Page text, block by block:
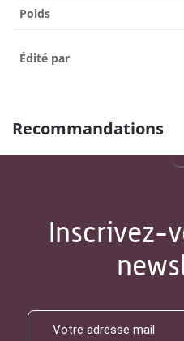
Poids
Édité par
Recommandations
Inscrivez-